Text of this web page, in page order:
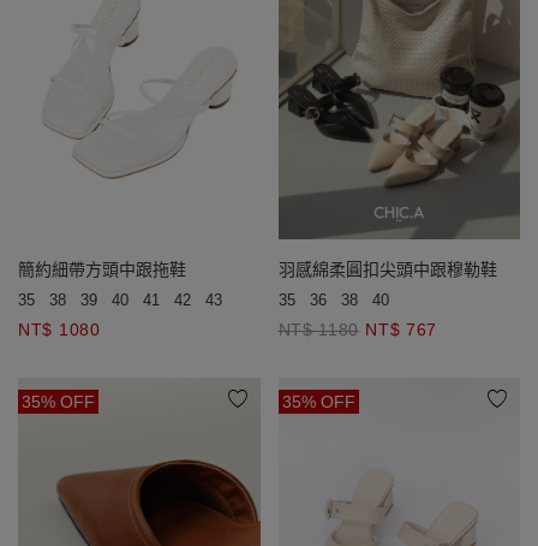
簡約細帶方頭中跟拖鞋
35 38 39 40 41 42 43
NT$ 1080
羽感綿柔圓扣尖頭中跟穆勒鞋
35 36 38 40
NT$ 1180 NT$ 767
35% OFF 35% OFF